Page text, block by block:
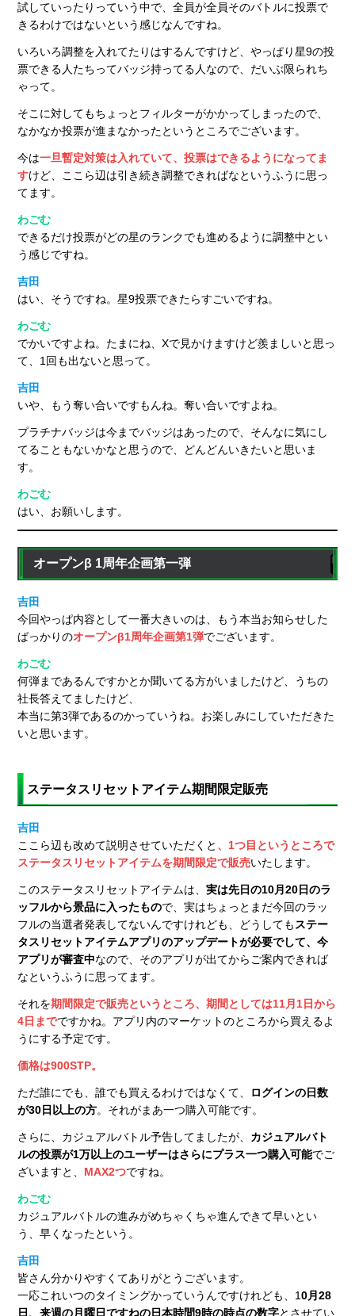
試していったりっていう中で、全員が全員そのバトルに投票で
きるわけではないという感じなんですね。
いろいろ調整を入れてたりはするんですけど、やっぱり星9の投
票できる人たちってバッジ持ってる人なので、だいぶ限られち
ゃって。
そこに対してもちょっとフィルターがかかってしまったので、
なかなか投票が進まなかったというところでございます。
今は一旦暫定対策は入れていて、投票はできるようになってま
すけど、ここら辺は引き続き調整できればなというふうに思っ
てます。
わごむ
できるだけ投票がどの星のランクでも進めるように調整中とい
う感じですね。
吉田
はい、そうですね。星9投票できたらすごいですね。
わごむ
でかいですよね。たまにね、Xで見かけますけど羨ましいと思っ
て、1回も出ないと思って。
吉田
いや、もう奪い合いですもんね。奪い合いですよね。
プラチナバッジは今までバッジはあったので、そんなに気にし
てることもないかなと思うので、どんどんいきたいと思いま
す。
わごむ
はい、お願いします。
オープンβ 1周年企画第一弾
吉田
今回やっぱ内容として一番大きいのは、もう本当お知らせした
ばっかりのオープンβ1周年企画第1弾でございます。
わごむ
何弾まであるんですかとか聞いてる方がいましたけど、うちの
社長答えてましたけど、
本当に第3弾であるのかっていうね。お楽しみにしていただきた
いと思います。
ステータスリセットアイテム期間限定販売
吉田
ここら辺も改めて説明させていただくと 、1つ目というところで
ステータスリセットアイテムを期間限定で販売いたします。
このステータスリセットアイテムは、実は先日の10月20日のラ
ッフルから景品に入ったもので、実はちょっとまだ今回のラッ
フルの当選者発表してないんですけれども、どうしても ステー
タスリセットアイテムアプリのアップデートが必要でして、今
アプリが審査中なので、そのアプリが出てからご案内できれば
なというふうに思ってます。
それを期間限定で販売というところ、期間としては11月1日から
4日までですかね。アプリ内のマーケットのところから買えるよ
うにする予定です。
価格は900STP。
ただ誰にでも、誰でも買えるわけではなくて、 ログインの日数
が30日以上の方。それがまあ一つ購入可能です。
さらに、カジュアルバトル予告してましたが、 カジュアルバト
ルの投票が1万以上のユーザーはさらにプラス一つ購入可能でご
ざいますと、 MAX2つですね。
わごむ
カジュアルバトルの進みがめちゃくちゃ進んできて早いとい
う、早くなったという。
吉田
皆さん分かりやすくてありがとうございます。
一応これいつのタイミングかっていうんですけれども、10月28
日、来週の月曜日ですねの日本時間9時の時点の数字とさせてい